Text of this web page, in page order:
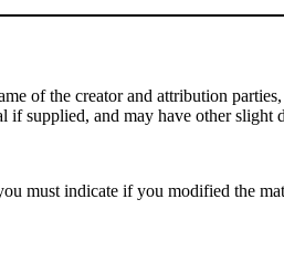
of the creator and attribution
supplied, and may have other slight
must indicate if you modified the